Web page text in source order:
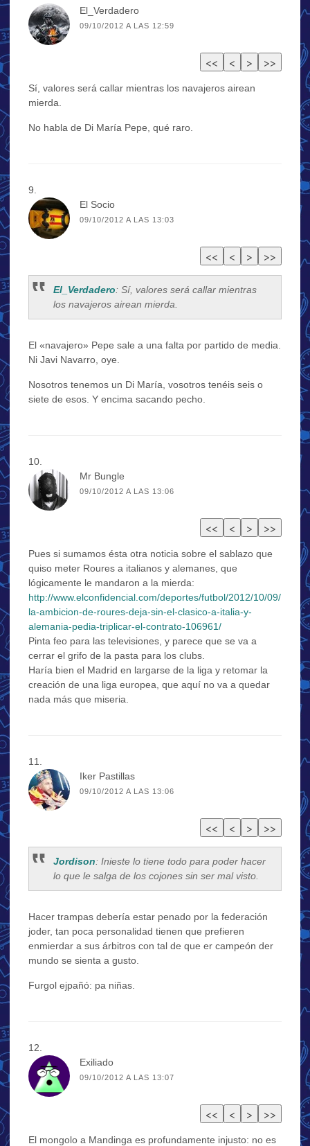
El_Verdadero
09/10/2012 A LAS 12:59
Sí, valores será callar mientras los navajeros airean
mierda.
No habla de Di María Pepe, qué raro.
El Socio
09/10/2012 A LAS 13:03
El_Verdadero: Sí, valores será callar mientras
los navajeros airean mierda.
El «navajero» Pepe sale a una falta por partido de media.
Ni Javi Navarro, oye.
Nosotros tenemos un Di María, vosotros tenéis seis o
siete de esos. Y encima sacando pecho.
Mr Bungle
09/10/2012 A LAS 13:06
Pues si sumamos ésta otra noticia sobre el sablazo que
quiso meter Roures a italianos y alemanes, que
lógicamente le mandaron a la mierda:
http://www.elconfidencial.com/deportes/futbol/2012/10/09/
la-ambicion-de-roures-deja-sin-el-clasico-a-italia-y-
alemania-pedia-triplicar-el-contrato-106961/
Pinta feo para las televisiones, y parece que se va a
cerrar el grifo de la pasta para los clubs.
Haría bien el Madrid en largarse de la liga y retomar la
creación de una liga europea, que aquí no va a quedar
nada más que miseria.
Iker Pastillas
09/10/2012 A LAS 13:06
Jordison: Inieste lo tiene todo para poder hacer
lo que le salga de los cojones sin ser mal visto.
Hacer trampas debería estar penado por la federación
joder, tan poca personalidad tienen que prefieren
enmierdar a sus árbitros con tal de que er campeón der
mundo se sienta a gusto.
Furgol ejpañó: pa niñas.
Exiliado
09/10/2012 A LAS 13:07
El mongolo a Mandinga es profundamente injusto: no es